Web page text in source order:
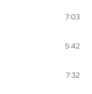
7:03
5:42
7:32